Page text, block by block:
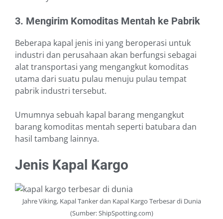
3. Mengirim Komoditas Mentah ke Pabrik
Beberapa kapal jenis ini yang beroperasi untuk
industri dan perusahaan akan berfungsi sebagai
alat transportasi yang mengangkut komoditas
utama dari suatu pulau menuju pulau tempat
pabrik industri tersebut.
Umumnya sebuah kapal barang mengangkut
barang komoditas mentah seperti batubara dan
hasil tambang lainnya.
Jenis Kapal Kargo
Jahre Viking, Kapal Tanker dan Kapal Kargo Terbesar di Dunia
(Sumber: ShipSpotting.com)